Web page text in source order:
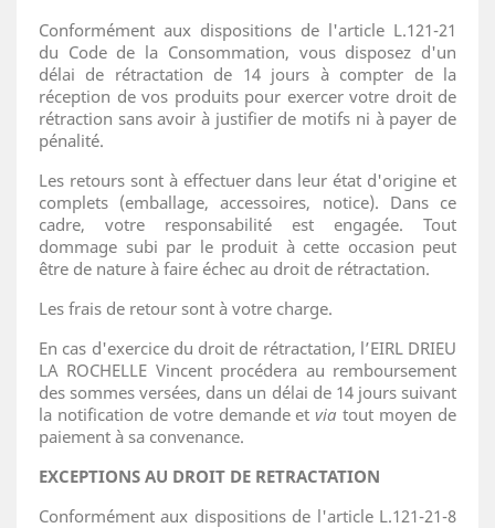
Conformément aux dispositions de l'article L.121-21
du Code de la Consommation, vous disposez d'un
délai de rétractation de 14 jours à compter de la
réception de vos produits pour exercer votre droit de
rétraction sans avoir à justifier de motifs ni à payer de
pénalité.
Les retours sont à effectuer dans leur état d'origine et
complets (emballage, accessoires, notice). Dans ce
cadre, votre responsabilité est engagée. Tout
dommage subi par le produit à cette occasion peut
être de nature à faire échec au droit de rétractation.
Les frais de retour sont à votre charge.
En cas d'exercice du droit de rétractation, l’EIRL DRIEU
LA ROCHELLE Vincent procédera au remboursement
des sommes versées, dans un délai de 14 jours suivant
la notification de votre demande etvia tout moyen de
paiement à sa convenance.
EXCEPTIONS AU DROIT DE RETRACTATION
Conformément aux dispositions de l'article L.121-21-8